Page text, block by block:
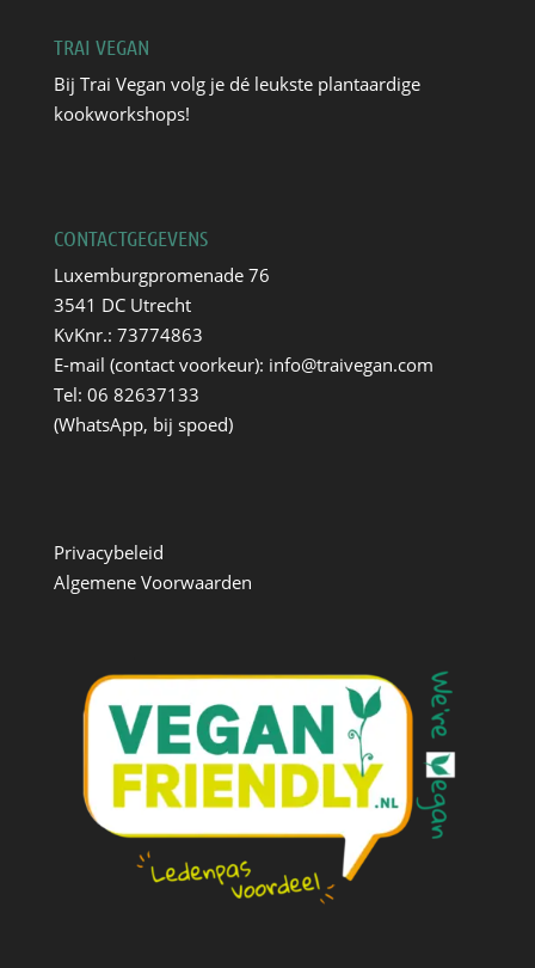
TRAI VEGAN
Bij Trai Vegan volg je dé leukste plantaardige
kookworkshops!
CONTACTGEGEVENS
Luxemburgpromenade 76
3541 DC Utrecht
KvKnr.: 73774863
E-mail (contact voorkeur): info@traivegan.com
Tel: 06 82637133
(WhatsApp, bij spoed)
Privacybeleid
Algemene Voorwaarden